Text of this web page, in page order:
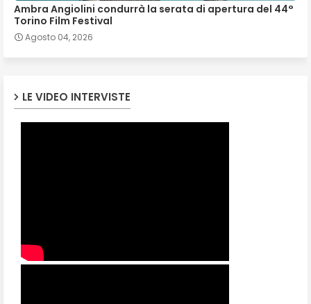
Ambra Angiolini condurrà la serata di apertura del 44°
Torino Film Festival
Agosto 04, 2026
LE VIDEO INTERVISTE